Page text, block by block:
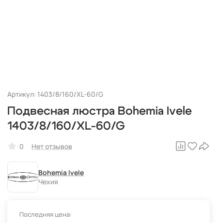
Артикул: 1403/8/160/XL-60/G
Подвесная люстра Bohemia Ivele
1403/8/160/XL-60/G
0 Нет отзывов
Bohemia Ivele
Чехия
Последняя цена: